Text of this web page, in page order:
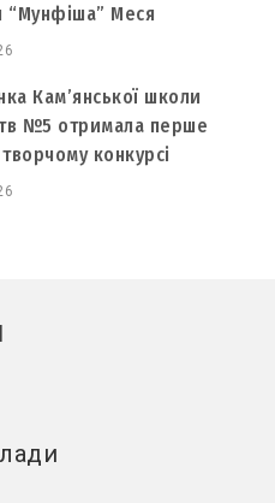
“Мунфіша” Меся
Кам’янської школи
№5 отримала перше
конкурсі